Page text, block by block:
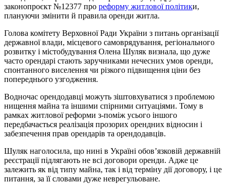
законопроєкт №12377 про реформу житлової політики,
плануючи змінити й правила оренди житла.
Голова комітету Верховної Ради України з питань організації
державної влади, місцевого самоврядування, регіонального
розвитку і містобудування Олена Шуляк визнала, що дуже
часто орендарі стають заручниками нечесних умов оренди,
спонтанного виселення чи різкого підвищення ціни без
попереднього узгодження.
Водночас орендодавці можуть зіштовхуватися з проблемою
нищення майна та іншими спірними ситуаціями. Тому в
рамках житлової реформи з-поміж усього іншого
передбачається реалізація прозорих орендних відносин і
забезпечення прав орендарів та орендодавців.
Шуляк наголосила, що нині в Україні обов’язковій державній
реєстрації підлягають не всі договори оренди. Адже це
залежить як від типу майна, так і від терміну дії договору, і це
питання, за її словами дуже неврегульоване.